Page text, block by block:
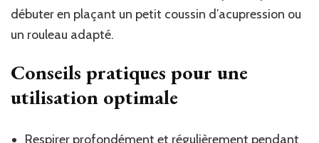
débuter en plaçant un petit coussin d’acupression ou
un rouleau adapté.
Conseils pratiques pour une
utilisation optimale
Respirer profondément et régulièrement pendant